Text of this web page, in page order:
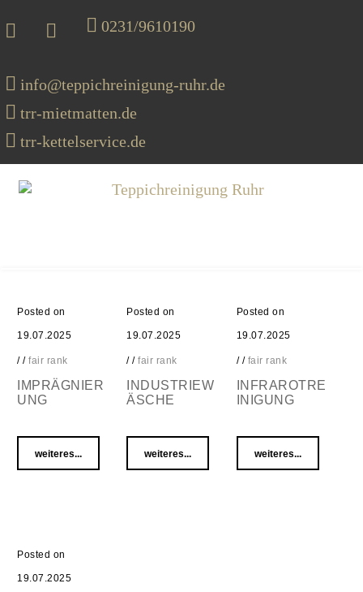
0231/9610190
info@teppichreinigung-ruhr.de
trr-mietmatten.de
trr-kettelservice.de
Posted on
19.07.2025
/ / fair rank
IMPRÄGNIER
UNG
weiteres...
Posted on
19.07.2025
/ /fair rank
INDUSTRIEW
ÄSCHE
weiteres...
Posted on
19.07.2025
/ / fair rank
INFRAROTRE
INIGUNG
weiteres...
Posted on
19.07.2025